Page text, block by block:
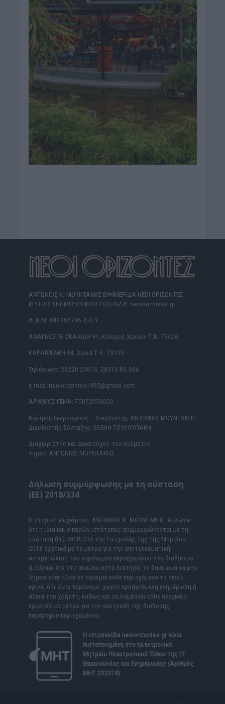
ΑΝΤΩΝΙΟΣ Κ. ΜΟΥΝΤΑΚΗΣ ΕΦΗΜΕΡΙΔΑ ΝΕΟΙ ΟΡΙΖΟΝΤΕΣ
ΚΡΗΤΗΣ ΕΝΗΜΕΡΩΤΙΚΗ ΙΣΤΟΣΕΛΙΔΑ: neoiorizontes.gr
Α.Φ.Μ. 044965796 Δ.Ο.Υ.
ΑΝΑΓΝΩΣΤΗ ΣΚΑΛΙΔΗ 91, Κίσαμος Χανίων Τ.Κ. 73400
ΚΑΡΑΪΣΚΑΚΗ 94, Χανιά Τ.Κ. 73100
Τηλέφωνα: 28220 23615, 28210 88.066
e-mail: neoiorizontes1992@gmail.com
ΑΡΙΘΜΟΣ ΓΕΜΗ: 75072958000
Νόμιμος Εκπρόσωπος – Διευθυντής ΑΝΤΩΝΙΟΣ ΜΟΥΝΤΑΚΗΣ
Διευθυντής Σύνταξης: ΕΛΕΝΗ ΤΟΥΛΟΥΠΑΚΗ
Διαχειριστής και Δικαιούχος του ονόματος
τομέα: ΑΝΤΩΝΙΟΣ ΜΟΥΝΤΑΚΗΣ
Δήλωση συμμόρφωσης με τη σύσταση
(ΕΕ) 2018/334
Η ατομική επιχείρηση ΑΝΤΩΝΙΟΣ Κ. ΜΟΥΝΤΑΚΗΣ δηλώνει
ότι η ίδια και ο παρών ιστότοπος συμμορφώνονται με τη
Σύσταση (ΕΕ) 2018/334 της Επιτροπής της 1ης Μαρτίου
2018 σχετικά με τα μέτρα για την αποτελεσματική
αντιμετώπιση του παράνομου περιεχομένου στο διαδίκτυο
(L 63) και ότι στο πλαίσιο αυτό διατηρεί το δικαίωμα να μην
δημοσιεύει ή/και να αφαιρεί κάθε περιεχόμενο το οποίο
κρίνει ότι είναι παράνομο, χωρίς προηγούμενη ενημέρωση ή
άδεια του χρήστη, καθώς και να λαμβάνει κάθε αναγκαίο
προληπτικό μέτρο για την αποτροπή της διάδοσης
παράνομου περιεχομένου.
Η ιστοσελίδα neoiorizontes.grείναι
πιστοποιημένη στο ηλεκτρονικό
Μητρώο Ηλεκτρονικού Τύπου της ΓΓ
Επικοινωνίας και Ενημέρωσης (Αριθμός
ΜΗΤ 232374)